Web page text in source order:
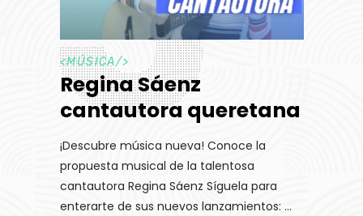
<MÚSICA/>
Regina Sáenz
cantautora queretana
¡Descubre música nueva! Conoce la
propuesta musical de la talentosa
cantautora Regina Sáenz Síguela para
enterarte de sus nuevos lanzamientos: